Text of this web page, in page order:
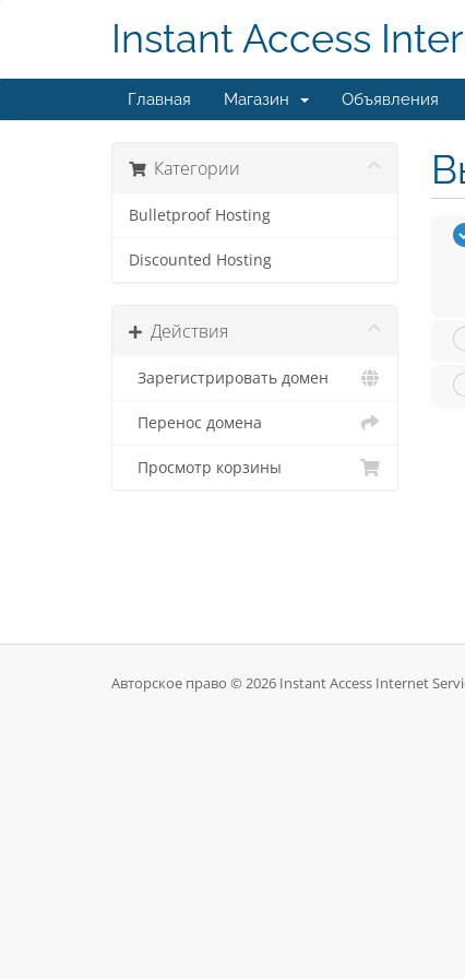
Instant Access
Главная Магазин Объявления
Категории
Bulletproof Hosting
Discounted Hosting
Действия
Зарегистрировать домен
Перенос домена
Просмотр корзины
Авторское право © 2026 Instant Access Internet